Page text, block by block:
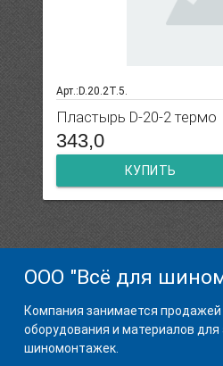
Арт.:D.20.2T.5.
Пластырь D-20-2 термо
343,0
КУПИТЬ
ООО "Всё для
Компания занимается
оборудования и материалов для
шиномонтажек.